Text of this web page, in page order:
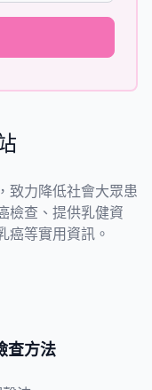
致力降低社會大眾患
檢查、提供乳健資
癌等實用資訊。
查方法